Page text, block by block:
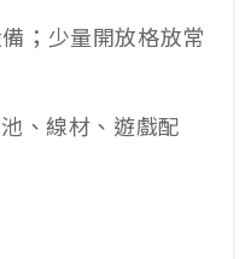
；少量開放格放常
、線材、遊戲配